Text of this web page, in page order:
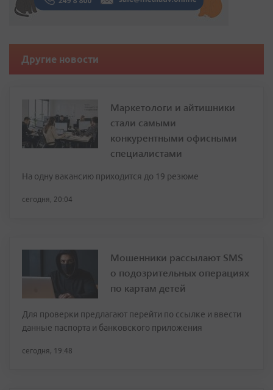
Другие новости
Маркетологи и айтишники
стали самыми
конкурентными офисными
специалистами
На одну вакансию приходится до 19 резюме
сегодня, 20:04
Мошенники рассылают SMS
о подозрительных операциях
по картам детей
Для проверки предлагают перейти по ссылке и ввести
данные паспорта и банковского приложения
сегодня, 19:48